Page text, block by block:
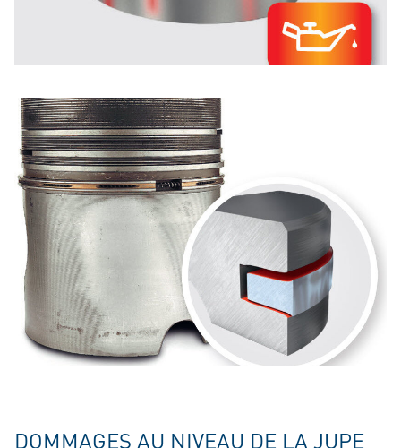
DOMMAGES AU NIVEAU DE LA JUPE